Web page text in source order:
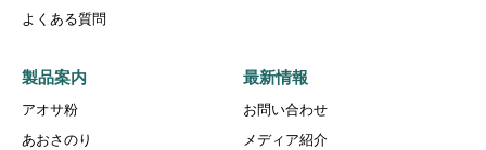
よくある質問
製品案内
アオサ粉
あおさのり
最新情報
お問い合わせ
メディア紹介